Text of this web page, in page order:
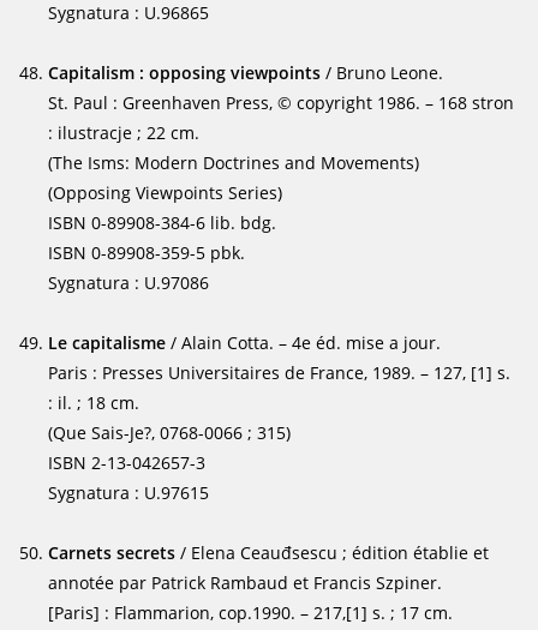
Sygnatura : U.96865
Capitalism : opposing viewpoints / Bruno Leone.
St. Paul : Greenhaven Press, © copyright 1986. – 168 stron
: ilustracje ; 22 cm.
(The Isms: Modern Doctrines and Movements)
(Opposing Viewpoints Series)
ISBN 0-89908-384-6 lib. bdg.
ISBN 0-89908-359-5 pbk.
Sygnatura : U.97086
Le capitalisme / Alain Cotta. – 4e éd. mise a jour.
Paris : Presses Universitaires de France, 1989. – 127, [1] s.
: il. ; 18 cm.
(Que Sais-Je?, 0768-0066 ; 315)
ISBN 2-13-042657-3
Sygnatura : U.97615
Carnets secrets / Elena Ceauđsescu ; édition établie et
annotée par Patrick Rambaud et Francis Szpiner.
[Paris] : Flammarion, cop.1990. – 217,[1] s. ; 17 cm.